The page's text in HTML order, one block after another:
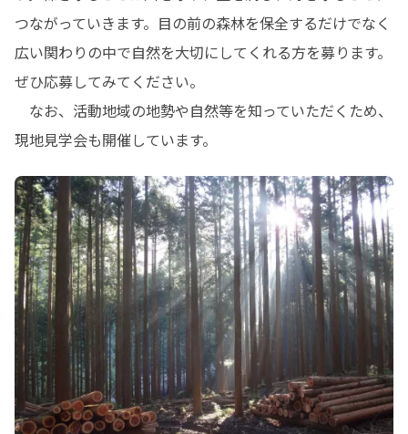
つながっていきます。目の前の森林を保全するだけでなく
広い関わりの中で自然を大切にしてくれる方を募ります。
ぜひ応募してみてください。
なお、活動地域の地勢や自然等を知っていただくため、
現地見学会も開催しています。